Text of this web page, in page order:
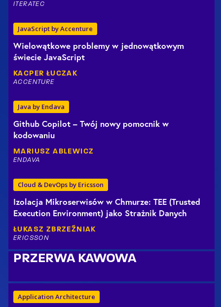
ITERATEC
JavaScript by Accenture
Wielowątkowe problemy w jednowątkowym
świecie JavaScript
KACPER ŁUCZAK
ACCENTURE
Java by Endava
Github Copilot – Twój nowy pomocnik w
kodowaniu
MARIUSZ ABLEWICZ
ENDAVA
Cloud & DevOps by Ericsson
Izolacja Mikroserwisów w Chmurze: TEE (Trusted
Execution Environment) jako Strażnik Danych
ŁUKASZ ZBRZEŹNIAK
ERICSSON
PRZERWA KAWOWA
Application Architecture